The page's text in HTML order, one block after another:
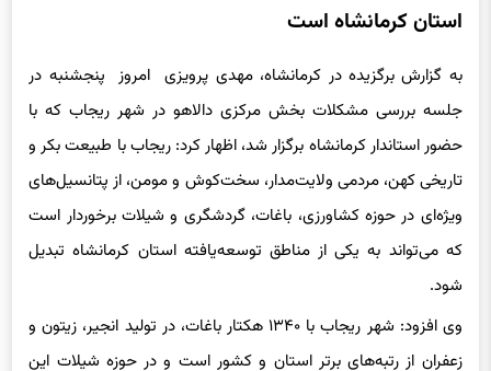
استان کرمانشاه است
به گزارش برگزیده در کرمانشاه، مهدی پرویزی امروز پنجشنبه در
جلسه بررسی مشکلات بخش مرکزی دالاهو در شهر ریجاب که با
حضور استاندار کرمانشاه برگزار شد، اظهار کرد: ریجاب با طبیعت بکر و
تاریخی کهن، مردمی ولایت‌مدار، سخت‌کوش و مومن، از پتانسیل‌های
ویژه‌ای در حوزه کشاورزی، باغات، گردشگری و شیلات برخوردار است
که می‌تواند به یکی از مناطق توسعه‌یافته استان کرمانشاه تبدیل
شود.
وی افزود: شهر ریجاب با ۱۳۴۰ هکتار باغات، در تولید انجیر، زیتون و
زعفران از رتبه‌های برتر استان و کشور است و در حوزه شیلات این